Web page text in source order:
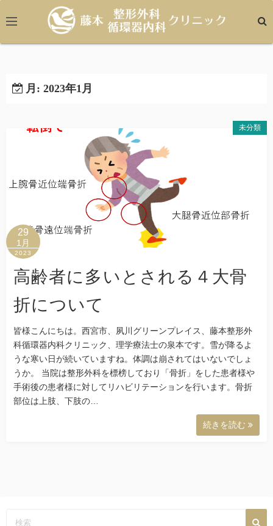
ン
月: 2023年1月
未分類
29
1月
2023
高齢者に多いとされる４大骨
折について
皆様こんにちは。西宮市、夙川グリーンプレイス、藤本整形外
科循環器内科クリニック、理学療法士の泉本です。雪が降るよ
うな寒い日が続いていますね。体調は崩されてはいないでしょ
うか。 当院は整形外科を標榜しており「骨折」をした患者様や
手術後の患者様に対してリハビリテーションを行います。骨折
部位は上肢、下肢の…
続きを読む